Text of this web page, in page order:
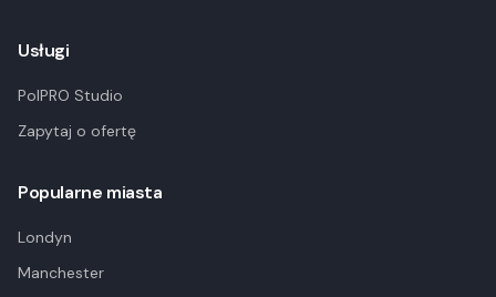
Usługi
PolPRO Studio
Zapytaj o ofertę
Popularne miasta
Londyn
Manchester